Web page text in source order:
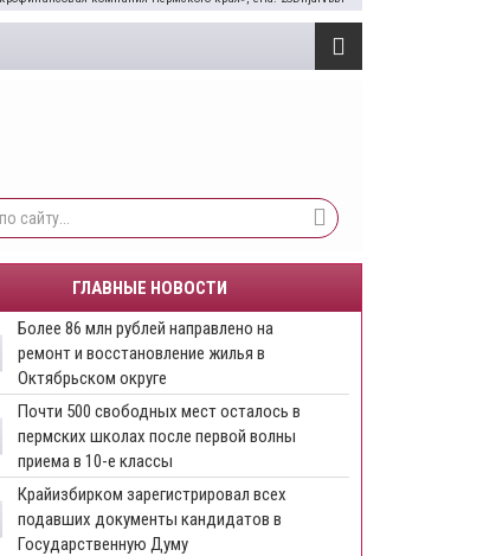
ГЛАВНЫЕ НОВОСТИ
Более 86 млн рублей направлено на
ремонт и восстановление жилья в
Октябрьском округе
Почти 500 свободных мест осталось в
пермских школах после первой волны
приема в 10-е классы
Крайизбирком зарегистрировал всех
подавших документы кандидатов в
Государственную Думу